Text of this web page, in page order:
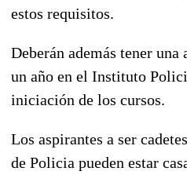
estos requisitos.
Deberán además tener una
un año en el Instituto
iniciación de los cursos.
Los aspirantes a ser
de Policia pueden estar